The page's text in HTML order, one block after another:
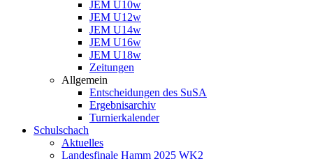
JEM U10w
JEM U12w
JEM U14w
JEM U16w
JEM U18w
Zeitungen
Allgemein
Entscheidungen des SuSA
Ergebnisarchiv
Turnierkalender
Schulschach
Aktuelles
Landesfinale Hamm 2025 WK2